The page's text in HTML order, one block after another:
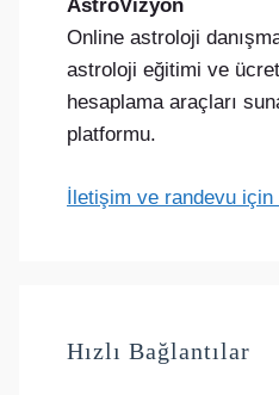
AstroVizyon
Online astroloji
astroloji eğitimi ve
hesaplama araçları
platformu.
İletişim ve randevu için
Hızlı Bağlantılar